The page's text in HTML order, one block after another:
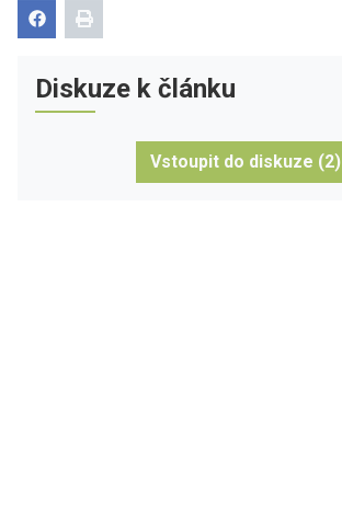
Diskuze k článku
Vstoupit do diskuze (2)